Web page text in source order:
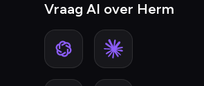
Vraag AI over Herm